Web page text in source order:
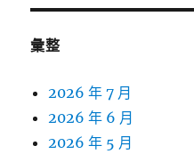
彙整
2026 年 7 月
2026 年 6 月
2026 年 5 月